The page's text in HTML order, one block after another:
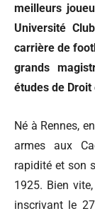
meilleurs
Université
carrière de
grands
études de
Né à Rennes,
armes aux
rapidité et son
1925. Bien
inscrivant le